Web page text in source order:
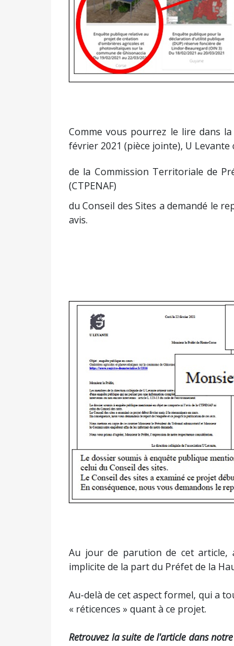
Comme vous pourrez le lire dans
février 2021 (pièce jointe), U Levante
de la Commission Territoriale de
(CTPENAF)
du Conseil des Sites a demandé le
avis.
Au jour de parution de cet
implicite de la part du Préfet de la
Au-delà de cet aspect formel, qui a
« réticences » quant à ce projet.
Retrouvez la suite de l'article dans